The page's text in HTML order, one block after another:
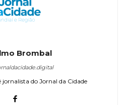
Brombal
do Jornal da Cidade